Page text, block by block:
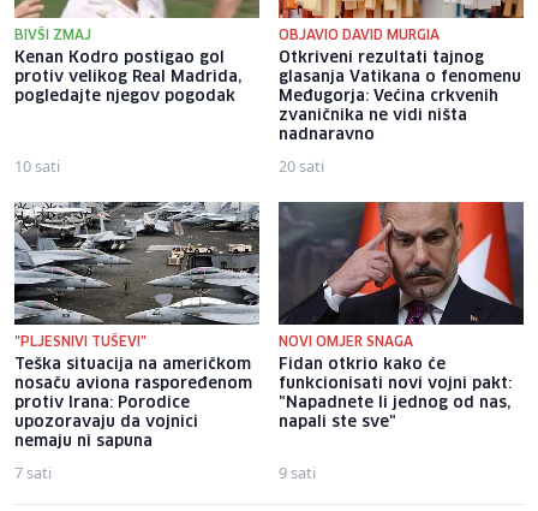
BIVŠI ZMAJ
Kenan Kodro postigao gol
protiv velikog Real Madrida,
pogledajte njegov pogodak
10 sati
OBJAVIO DAVID MURGIA
Otkriveni rezultati tajnog
glasanja Vatikana o fenomenu
Međugorja: Većina crkvenih
zvaničnika ne vidi ništa
nadnaravno
20 sati
"PLJESNIVI TUŠEVI"
Teška situacija na američkom
nosaču aviona raspoređenom
protiv Irana: Porodice
upozoravaju da vojnici
nemaju ni sapuna
7 sati
NOVI OMJER SNAGA
Fidan otkrio kako će
funkcionisati novi vojni pakt:
"Napadnete li jednog od nas,
napali ste sve"
9 sati